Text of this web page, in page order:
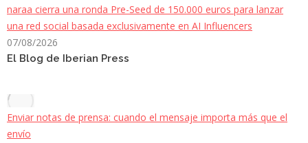
naraa cierra una ronda Pre-Seed de 150.000 euros para lanzar
una red social basada exclusivamente en AI Influencers
07/08/2026
El Blog de Iberian Press
Enviar notas de prensa: cuando el mensaje importa más que el
envío